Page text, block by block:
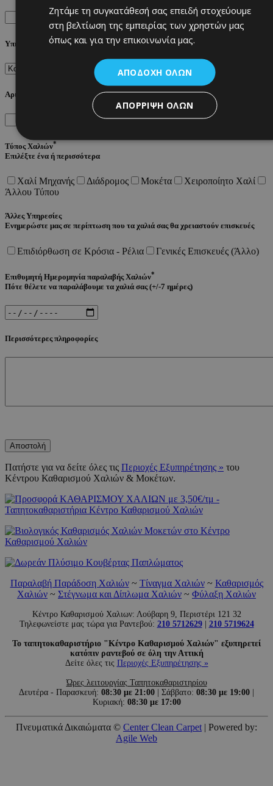
Υπηρεσία Ταπητοκαθαριστηρίου*
Αριθμός Χαλιών Συνολικά
Τύπος Χαλιών*
Επιλέξτε ένα ή περισσότερα
Χαλί Μηχανής Διάδρομος Μοκέτα
Χειροποίητο Χαλί
Άλλου Τύπου
Άλλες Υπηρεσίες
Ενημερώστε μας σε περίπτωση που τα χαλιά σας θα χρειαστούν επισκευές
Επιδιόρθωση σε Κρόσια - Ρέλια Γενικές Επισκευές (Άλλο)
Επιθυμητή Ημερομηνία παραλαβής Χαλιών*
Πότε θέλετε να παραλάβουμε τα χαλιά σας (+/-7 ημέρες)
Περισσότερες πληροφορίες
Πατήστε για να δείτε όλες τις Περιοχές Εξυπηρέτησης » του
Κέντρου Καθαρισμού Χαλιών & Μοκέτων.
Παραλαβή Παράδοση Χαλιών~ Τίναγμα Χαλιών~ Καθαρισμός
Χαλιών ~ Στέγνωμα και Δίπλωμα Χαλιών ~ Φύλαξη Χαλιών
Κέντρο Καθαρισμού Χαλιων: Λούβαρη 9, Περιστέρι 121 32
Τηλεφωνείστε μας τώρα για Ραντεβού: 210 5712629| 210 5719624
Το ταπητοκαθαριστήριο "Κέντρο Καθαρισμού Χαλιών" εξυπηρετεί
κατόπιν ραντεβού σε όλη την Αττική
Δείτε όλες τις Περιοχές Εξυπηρέτησης »
Ώρες λειτουργίας Ταπητοκαθαριστηρίου
Δευτέρα - Παρασκευή: 08:30 με 21:00 | Σάββατο: 08:30 με 19:00
Κυριακή: 08:30 με 17:00
Πνευματικά Δικαιώματα © Center Clean Carpet | Powered by:
Agile Web
Zητάμε τη συγκατάθεσή σας επειδή στοχεύουμε
στη βελτίωση της εμπειρίας των χρηστών μας
όπως και για την επικοινωνία μας.
ΑΠΟΔΟΧΉ ΌΛΩΝ
ΑΠΌΡΡΙΨΗ ΌΛΩΝ